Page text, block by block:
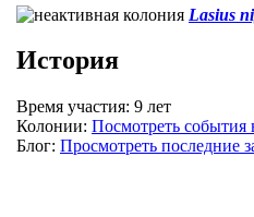
Lasius
История
Время участия: 9 лет
Колонии: Посмотреть события
Блог: Просмотреть последние